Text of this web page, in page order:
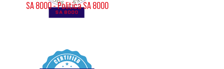
SA 8000 - Politica SA 8000